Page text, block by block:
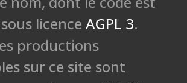
licence AGPL 3.
productions
sur ce site sont